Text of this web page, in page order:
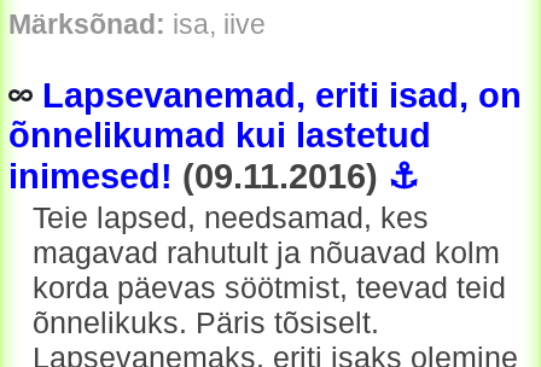
Märksõnad: isa, iive
Lapsevanemad, eriti isad, on
õnnelikumad kui lastetud
inimesed! (09.11.2016) ⚓
Teie lapsed, needsamad, kes
magavad rahutult ja nõuavad kolm
korda päevas söötmist, teevad teid
õnnelikuks. Päris tõsiselt.
Lapsevanemaks, eriti isaks olemine